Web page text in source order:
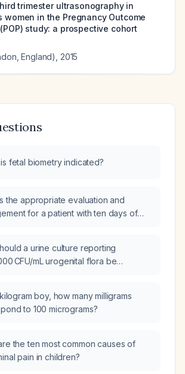
trimester ultrasonography in
women in the Pregnancy Outcome
study: a prospective cohort
England)
2015
fetal biometry indicated?
the appropriate evaluation and
for a patient with ten days of
a urine culture reporting
CFU/mL urogenital flora be
boy, how many milligrams
to 100 micrograms?
the ten most common causes of
pain in children?